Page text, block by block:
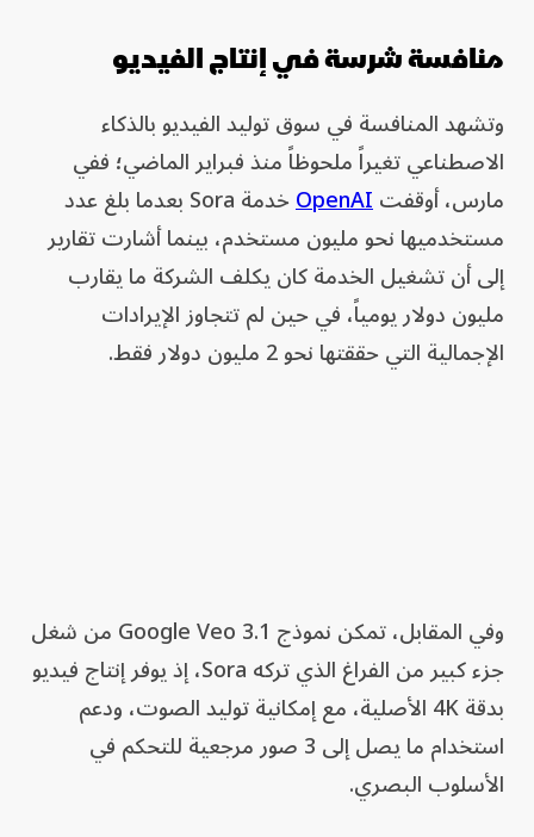
منافسة شرسة في إنتاج الفيديو
وتشهد المنافسة في سوق توليد الفيديو بالذكاء
الاصطناعي تغيراً ملحوظاً منذ فبراير الماضي؛ ففي
مارس، أوقفتOpenAI
خدمة Sora بعدما بلغ عدد
مستخدميها نحو مليون مستخدم، بينما أشارت تقارير
إلى أن تشغيل الخدمة كان يكلف الشركة ما يقارب
مليون دولار يومياً، في حين لم تتجاوز الإيرادات
الإجمالية التي حققتها نحو 2 مليون دولار فقط.
وفي المقابل، تمكن نموذج Google Veo 3.1 من شغل
جزء كبير من الفراغ الذي تركه Sora، إذ يوفر إنتاج فيديو
بدقة 4K الأصلية، مع إمكانية توليد الصوت، ودعم
استخدام ما يصل إلى 3 صور مرجعية للتحكم في
الأسلوب البصري.